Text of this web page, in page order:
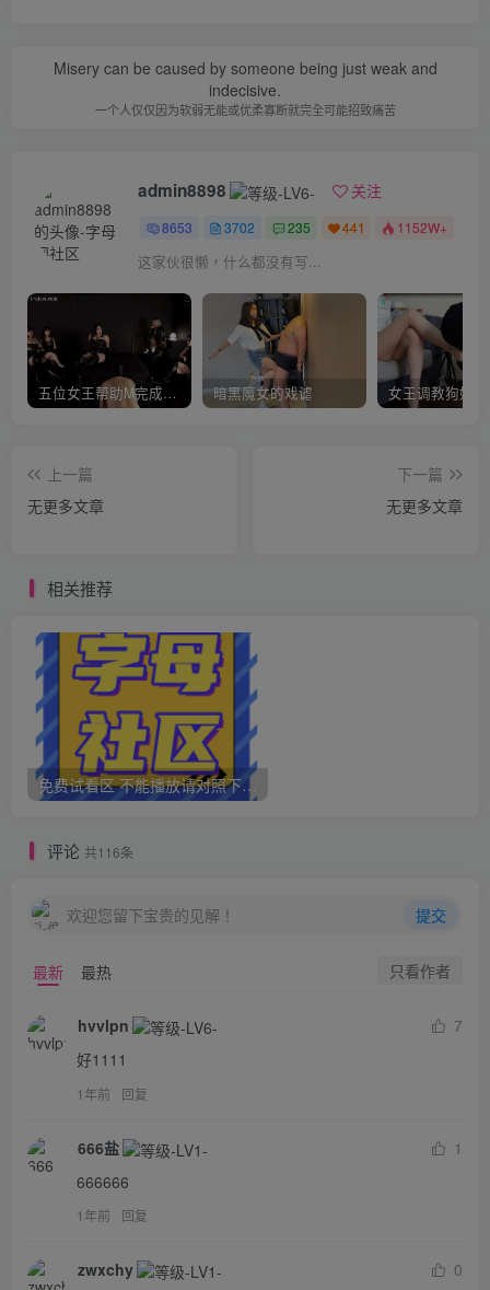
Misery can be caused by someone being just weak and
indecisive.
一个人仅仅因为软弱无能或优柔寡断就完全可能招致痛苦
admin8898 关注
8653 3702 235 441 1152W+
这家伙很懒，什么都没有写...
五位女王帮助M完成愿望 暗黑魔女的戏谑
上一篇
无更多文章
下一篇
无更多文章
相关推荐
免费试看区 不能播放请对照下面问题 如果还是不能播放请不要充值
评论 共116条
欢迎您留下宝贵的见解！ 提交
最新 最热 只看作者
hvvlpn
7
好1111
1年前 回复
666盐
1
666666
1年前 回复
zwxchy
0